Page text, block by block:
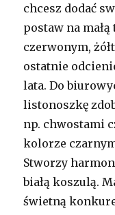
chcesz dodać
postaw na
czerwonym,
ostatnie
lata. Do
listonoszkę
np. chwostami
kolorze
Stworzy
białą koszulą.
świetną